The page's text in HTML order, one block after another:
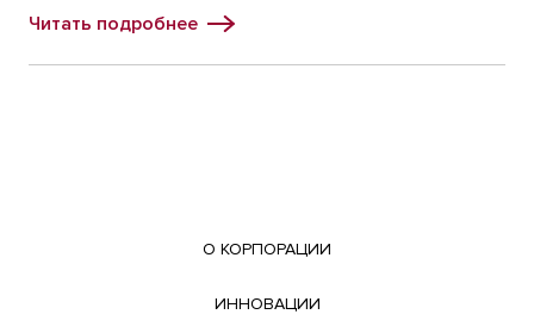
Читать подробнее
О КОРПОРАЦИИ
ИННОВАЦИИ